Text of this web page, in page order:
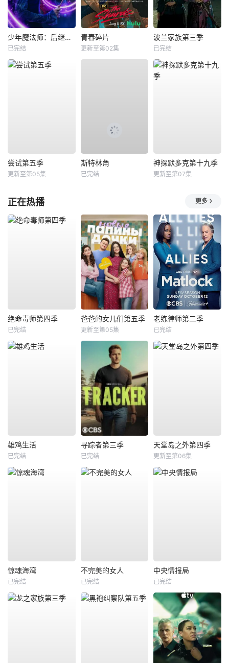
少年魔法师：后继者第三季
已完结
青春碎片
更新至第02集
波兰家族第三季
已完结
尝试第五季
更新至第05集
斯特林角
已完结
神探默多克第十九季
更新至第07集
正在热播 更多
绝命毒师第四季
已完结
爸爸的女儿们第五季
更新至第05集
老练律师第二季
已完结
雄鸡生活
已完结
寻踪者第三季
已完结
天堂岛之外第四季
更新至第06集
惊魂海湾
已完结
不完美的女人
已完结
中央情报局
已完结